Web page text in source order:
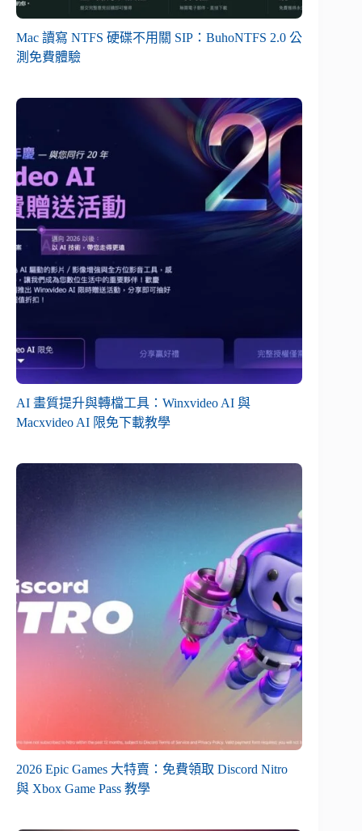
Mac 讀寫 NTFS 硬碟不用關 SIP：BuhoNTFS 2.0 公
測免費體驗
AI 畫質提升與轉檔工具：Winxvideo AI 與
Macxvideo AI 限免下載教學
2026 Epic Games 大特賣：免費領取 Discord Nitro
與 Xbox Game Pass 教學